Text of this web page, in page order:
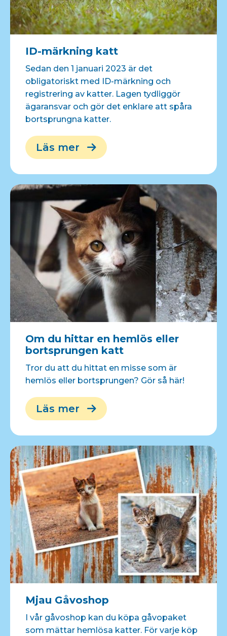
ID-märkning katt
Sedan den 1 januari 2023 är det
obligatoriskt med ID-märkning och
registrering av katter. Lagen tydliggör
ägaransvar och gör det enklare att spåra
bortsprungna katter.
Läs mer
Om du hittar en hemlös eller
bortsprungen katt
Tror du att du hittat en misse som är
hemlös eller bortsprungen? Gör så här!
Läs mer
Mjau Gåvoshop
I vår gåvoshop kan du köpa gåvopaket
som mättar hemlösa katter. För varje köp